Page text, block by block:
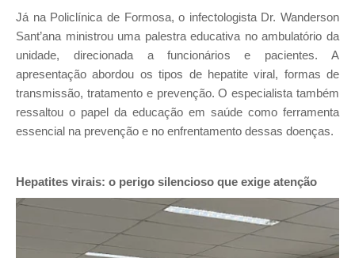
Já na Policlínica de Formosa, o infectologista Dr. Wanderson
Sant’ana ministrou uma palestra educativa no ambulatório da
unidade, direcionada a funcionários e pacientes. A
apresentação abordou os tipos de hepatite viral, formas de
transmissão, tratamento e prevenção. O especialista também
ressaltou o papel da educação em saúde como ferramenta
essencial na prevenção e no enfrentamento dessas doenças.
Hepatites virais: o perigo silencioso que exige atenção